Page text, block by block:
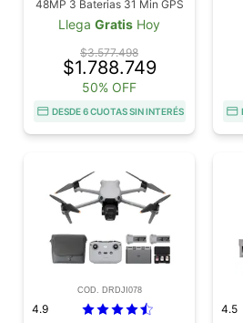
48MP 3 Baterias 31 Min GPS
Estabilizacion 3 Ejes
Llega Gratis Hoy
$3.577.498
$1.788.749
50% OFF
DESDE 6 CUOTAS SIN INTERÉS
COD. DRDJI078
4.9
4.5